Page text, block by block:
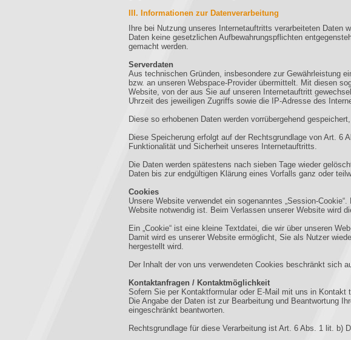
III. Informationen zur Datenverarbeitung
Ihre bei Nutzung unseres Internetauftritts verarbeiteten
Daten keine gesetzlichen Aufbewahrungspflichten
gemacht werden.
Serverdaten
Aus technischen Gründen, insbesondere zur Gewährleistung
bzw. an unseren Webspace-Provider übermittelt. Mit diesen
Website, von der aus Sie auf unseren Internetauftritt
Uhrzeit des jeweiligen Zugriffs sowie die IP-Adresse des
Diese so erhobenen Daten werden vorrübergehend
Diese Speicherung erfolgt auf der Rechtsgrundlage von Art.
Funktionalität und Sicherheit unseres Internetauftritts.
Die Daten werden spätestens nach sieben Tage wieder
Daten bis zur endgültigen Klärung eines Vorfalls ganz oder
Cookies
Unsere Website verwendet ein sogenanntes „Session-
Website notwendig ist. Beim Verlassen unserer Website wird
Ein „Cookie“ ist eine kleine Textdatei, die wir über unseren
Damit wird es unserer Website ermöglicht, Sie als Nutzer
hergestellt wird.
Der Inhalt der von uns verwendeten Cookies beschränkt sich
Kontaktanfragen / Kontaktmöglichkeit
Sofern Sie per Kontaktformular oder E-Mail mit uns in Kontakt
Die Angabe der Daten ist zur Bearbeitung und Beantwortung
eingeschränkt beantworten.
Rechtsgrundlage für diese Verarbeitung ist Art. 6 Abs. 1 lit. b)